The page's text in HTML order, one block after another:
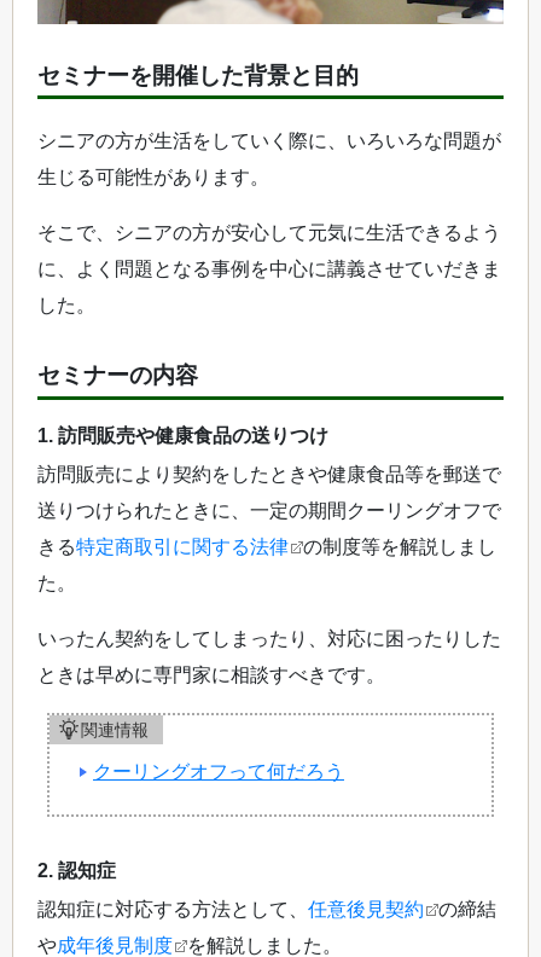
セミナーを開催した背景と目的
シニアの方が生活をしていく際に、いろいろな問題が
生じる可能性があります。
そこで、シニアの方が安心して元気に生活できるよう
に、よく問題となる事例を中心に講義させていだきま
した。
セミナーの内容
1. 訪問販売や健康食品の送りつけ
訪問販売により契約をしたときや健康食品等を郵送で
送りつけられたときに、一定の期間クーリングオフで
きる特定商取引に関する法律
の制度等を解説しまし
た。
いったん契約をしてしまったり、対応に困ったりした
ときは早めに専門家に相談すべきです。
関連情報
クーリングオフって何だろう
2. 認知症
認知症に対応する方法として、 任意後見契約
の締結
や成年後見制度 を解説しました。